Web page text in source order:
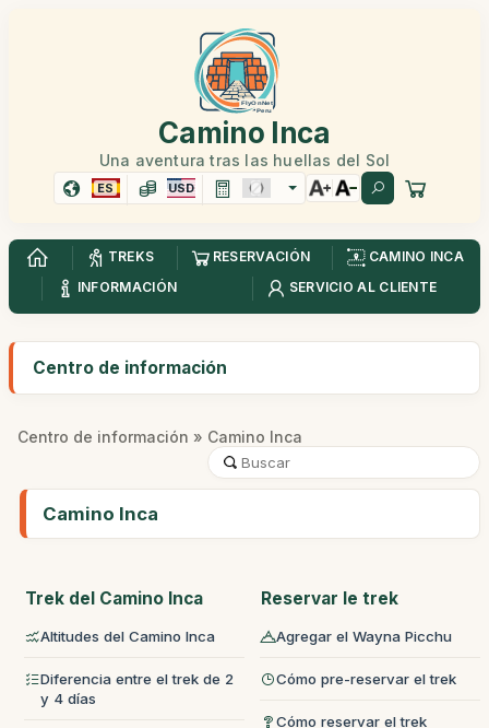
Camino Inca
Una aventura tras las huellas del Sol
ES USD
TREKS RESERVACIÓN
CAMINO INCA
INFORMACIÓN
SERVICIO AL CLIENTE
Centro de información
Centro de información » Camino Inca
Camino Inca
Trek del Camino Inca
Altitudes del Camino Inca
Diferencia entre el trek de 2
y 4 días
Reservar le trek
Agregar el Wayna Picchu
Cómo pre-reservar el trek
Cómo reservar el trek